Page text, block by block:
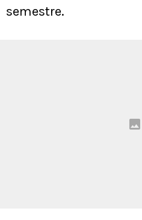
semestre.